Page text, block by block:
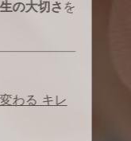
養生の大切さ
れ変わる キレ